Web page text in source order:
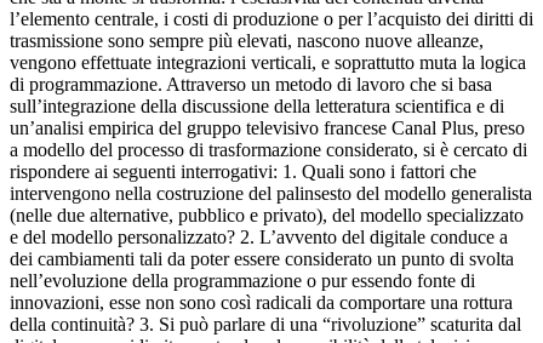
l’elemento centrale, i costi di produzione o per l’acquisto dei diritti di
trasmissione sono sempre più elevati, nascono nuove alleanze,
vengono effettuate integrazioni verticali, e soprattutto muta la logica
di programmazione. Attraverso un metodo di lavoro che si basa
sull’integrazione della discussione della letteratura scientifica e di
un’analisi empirica del gruppo televisivo francese Canal Plus, preso
a modello del processo di trasformazione considerato, si è cercato di
rispondere ai seguenti interrogativi: 1. Quali sono i fattori che
intervengono nella costruzione del palinsesto del modello generalista
(nelle due alternative, pubblico e privato), del modello specializzato
e del modello personalizzato? 2. L’avvento del digitale conduce a
dei cambiamenti tali da poter essere considerato un punto di svolta
nell’evoluzione della programmazione o pur essendo fonte di
innovazioni, esse non sono così radicali da comportare una rottura
della continuità? 3. Si può parlare di una “rivoluzione” scaturita dal